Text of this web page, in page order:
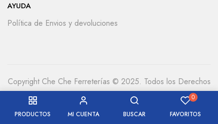
PRODUCTOS MI CUENTA BUSCAR
0
FAVORITOS
AYUDA
Política de Envios y devoluciones
Copyright Che Che Ferreterías © 2025. Todos los Derechos
Reservados